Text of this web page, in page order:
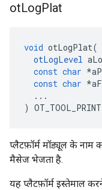
otLogPlat
void otLogPlat(
otLogLevel
const char *
const char *
...
)
प्लैटफ़ॉर्म मॉड्यूल के नाम
मैसेज भेजता है.
यह प्लैटफ़ॉर्म इस्तेमाल